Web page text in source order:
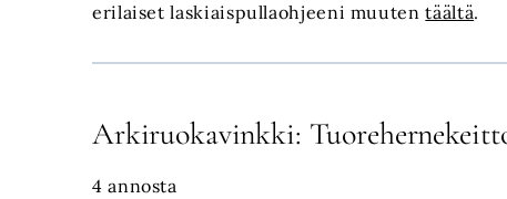
erilaiset laskiaispullaohjeeni muutentäältä.
Arkiruokavinkki:
4 annosta